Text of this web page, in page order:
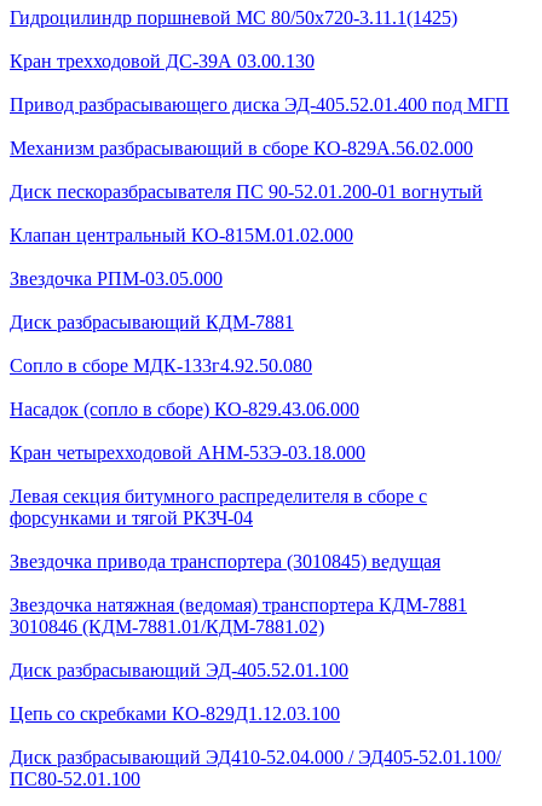
Гидроцилиндр поршневой МС 80/50х720-3.11.1(1425)
Кран трехходовой ДС-39А 03.00.130
Привод разбрасывающего диска ЭД-405.52.01.400 под МГП
Механизм разбрасывающий в сборе КО-829А.56.02.000
Диск пескоразбрасывателя ПС 90-52.01.200-01 вогнутый
Клапан центральный КО-815М.01.02.000
Звездочка РПМ-03.05.000
Диск разбрасывающий КДМ-7881
Сопло в сборе МДК-133г4.92.50.080
Насадок (сопло в сборе) КО-829.43.06.000
Кран четырехходовой AHМ-53Э-03.18.000
Левая секция битумного распределителя в сборе с
форсунками и тягой РКЗЧ-04
Звездочка привода транспортера (3010845) ведущая
Звездочка натяжная (ведомая) транспортера КДМ-7881
3010846 (КДМ-7881.01/КДМ-7881.02)
Диск разбрасывающий ЭД-405.52.01.100
Цепь со скребками КО-829Д1.12.03.100
Диск разбрасывающий ЭД410-52.04.000 / ЭД405-52.01.100/
ПС80-52.01.100